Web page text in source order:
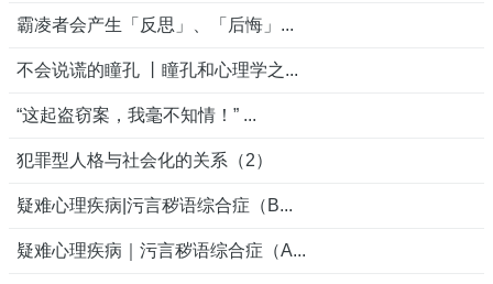
霸凌者会产生「反思」、「后悔」...
不会说谎的瞳孔 丨瞳孔和心理学之...
“这起盗窃案，我毫不知情！” ...
犯罪型人格与社会化的关系（2）
疑难心理疾病|污言秽语综合症（B...
疑难心理疾病｜污言秽语综合症（A...